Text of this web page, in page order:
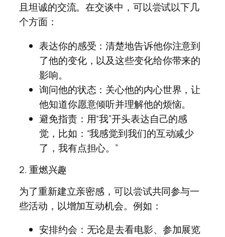
且坦诚的交流。在交谈中，可以尝试以下几
个方面：
表达你的感受：清楚地告诉他你注意到
了他的变化，以及这些变化给你带来的
影响。
询问他的状态：关心他的内心世界，让
他知道你愿意倾听并理解他的烦恼。
避免指责：用“我”开头表达自己的感
觉，比如：“我感觉到我们的互动减少
了，我有点担心。”
2. 重燃兴趣
为了重新建立亲密感，可以尝试共同参与一
些活动，以增加互动机会。例如：
安排约会：无论是去看电影、参加展览